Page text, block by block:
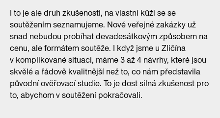
I to je ale druh zkušenosti, na vlastní kůži se se
soutěžením seznamujeme. Nové veřejné zakázky už
snad nebudou probíhat devadesátkovým způsobem na
cenu, ale formátem soutěže. I když jsme u Zličína
v komplikované situaci, máme 3 až 4 návrhy, které jsou
skvělé a řádově kvalitnější než to, co nám představila
původní ověřovací studie. To je dost silná zkušenost pro
to, abychom v soutěžení pokračovali.